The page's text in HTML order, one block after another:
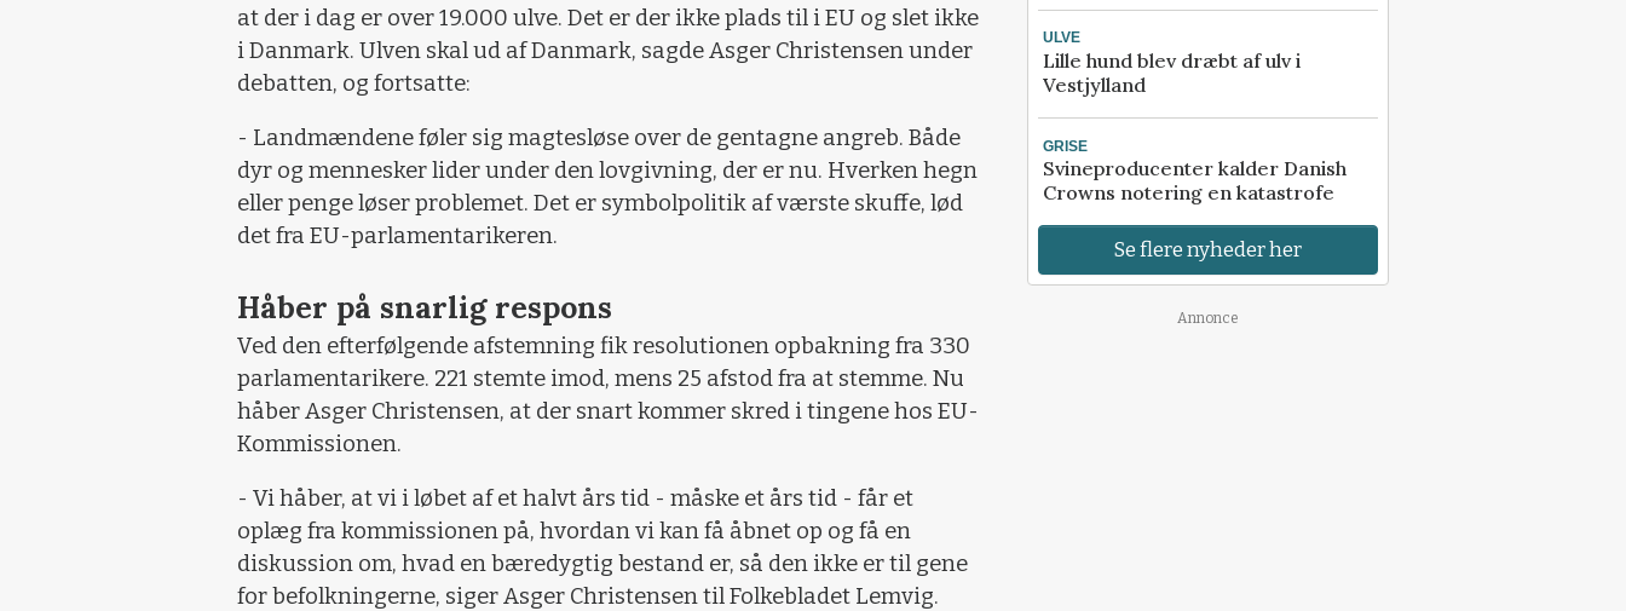
at der i dag er over 19.000 ulve. Det er der ikke plads til i EU og slet ikke
i Danmark. Ulven skal ud af Danmark, sagde Asger Christensen under
debatten, og fortsatte:
- Landmændene føler sig magtesløse over de gentagne angreb. Både
dyr og mennesker lider under den lovgivning, der er nu. Hverken hegn
eller penge løser problemet. Det er symbolpolitik af værste skuffe, lød
det fra EU-parlamentarikeren.
Håber på snarlig respons
Ved den efterfølgende afstemning fik resolutionen opbakning fra 330
parlamentarikere. 221 stemte imod, mens 25 afstod fra at stemme. Nu
håber Asger Christensen, at der snart kommer skred i tingene hos EU-
Kommissionen.
- Vi håber, at vi i løbet af et halvt års tid - måske et års tid - får et
oplæg fra kommissionen på, hvordan vi kan få åbnet op og få en
diskussion om, hvad en bæredygtig bestand er, så den ikke er til gene
for befolkningerne, siger Asger Christensen til Folkebladet Lemvig.
ULVE
Lille hund blev dræbt af ulv i
Vestjylland
GRISE
Svineproducenter kalder Danish
Crowns notering en katastrofe
Se flere nyheder her
Annonce